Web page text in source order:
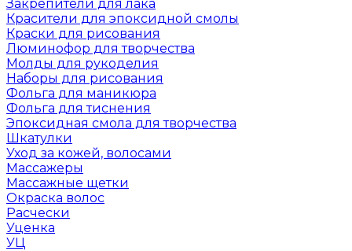
Закрепители для лака
Красители для эпоксидной смолы
Краски для рисования
Люминофор для творчества
Молды для рукоделия
Наборы для рисования
Фольга для маникюра
Фольга для тиснения
Эпоксидная смола для творчества
Шкатулки
Уход за кожей, волосами
Массажеры
Массажные щетки
Окраска волос
Расчески
Уценка
УЦ